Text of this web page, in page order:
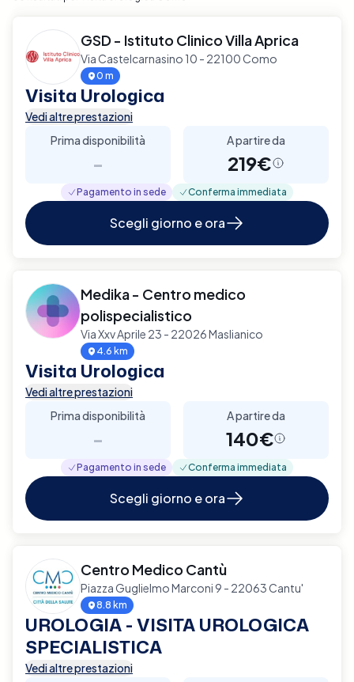
GSD - Istituto Clinico Villa Aprica
Via Castelcarnasino 10 - 22100 Como
0 m
Visita Urologica
Vedi altre prestazioni
Prima disponibilità
-
A partire da
219€
Pagamento in sede Conferma immediata
Scegli giorno e ora
Medika - Centro medico
polispecialistico
Via Xxv Aprile 23 - 22026 Maslianico
4.6 km
Visita Urologica
Vedi altre prestazioni
Prima disponibilità
-
A partire da
140€
Pagamento in sede Conferma immediata
Scegli giorno e ora
Centro Medico Cantù
Piazza Guglielmo Marconi 9 - 22063 Cantu'
8.8 km
UROLOGIA - VISITA UROLOGICA
SPECIALISTICA
Vedi altre prestazioni